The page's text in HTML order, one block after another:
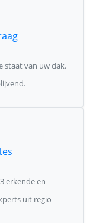
staat van uw dak.
erkende en
uit regio